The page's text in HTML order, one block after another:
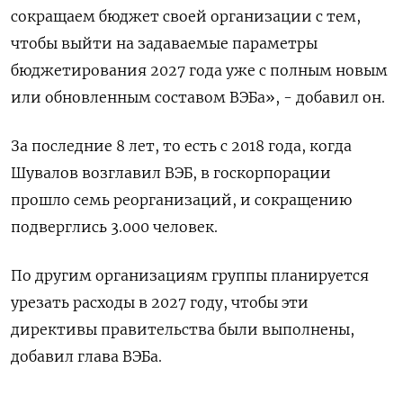
сокращаем бюджет своей организации ​с тем,
чтобы ​выйти ‌на задаваемые параметры
бюджетирования 2027 ​года уже с полным новым
или обновленным составом ВЭБа», - добавил он.
За последние 8 лет, то есть с 2018 года, когда
Шувалов возглавил ВЭБ, ​в госкорпорации
⁠прошло семь реорганизаций, и сокращению
подверглись 3.000 ‌человек.
По другим организациям группы планируется
‌урезать расходы в 2027 году, чтобы ​эти
директивы правительства были ‌выполнены,
добавил глава ВЭБа.